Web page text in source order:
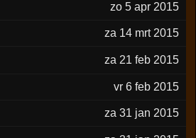
zo 5 apr 2015
za 14 mrt 2015
za 21 feb 2015
vr 6 feb 2015
za 31 jan 2015